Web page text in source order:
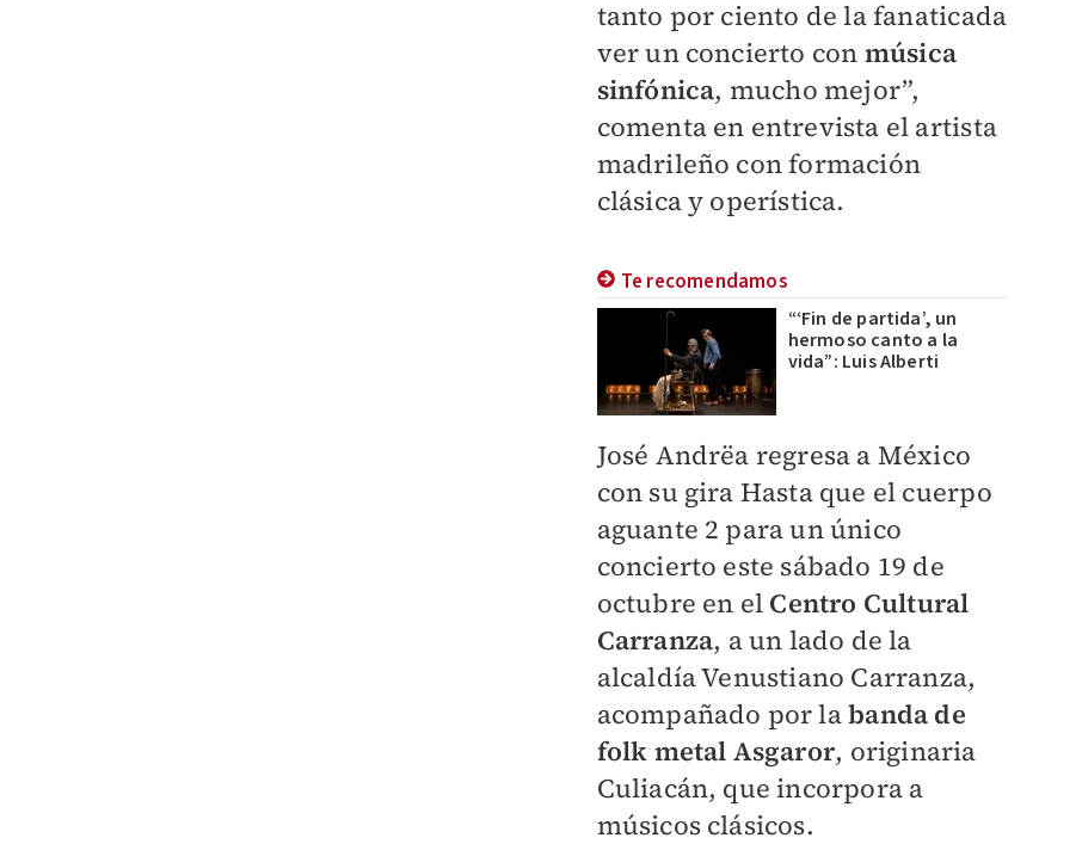
tanto por ciento de la fanaticada
ver un concierto con música
sinfónica, mucho mejor”,
comenta en entrevista el artista
madrileño con formación
clásica y operística.
Te recomendamos
“‘Fin de partida’, un
hermoso canto a la
vida”: Luis Alberti
José Andrëa regresa a México
con su gira Hasta que el cuerpo
aguante 2 para un único
concierto este sábado 19 de
octubre en el Centro Cultural
Carranza, a un lado de la
alcaldía Venustiano Carranza,
acompañado por labanda de
folk metal Asgaror, originaria
Culiacán, que incorpora a
músicos clásicos.